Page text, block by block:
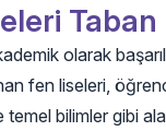
olarak
fen liseleri,
temel bilimler gibi